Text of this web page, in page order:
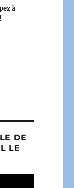
à
DE
LE